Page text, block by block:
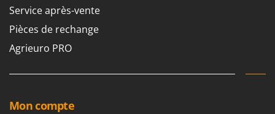
Service après-vente
Pièces de rechange
Agrieuro PRO
Mon compte